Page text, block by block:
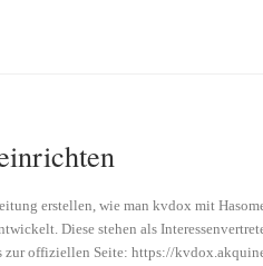
erstellen, wie man kvdox mit
Diese stehen als
zur offiziellen Seite: https://